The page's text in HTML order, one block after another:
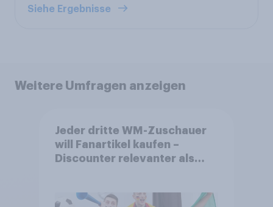
Siehe Ergebnisse
Weitere Umfragen anzeigen
Jeder dritte WM-Zuschauer
will Fanartikel kaufen –
Discounter relevanter als